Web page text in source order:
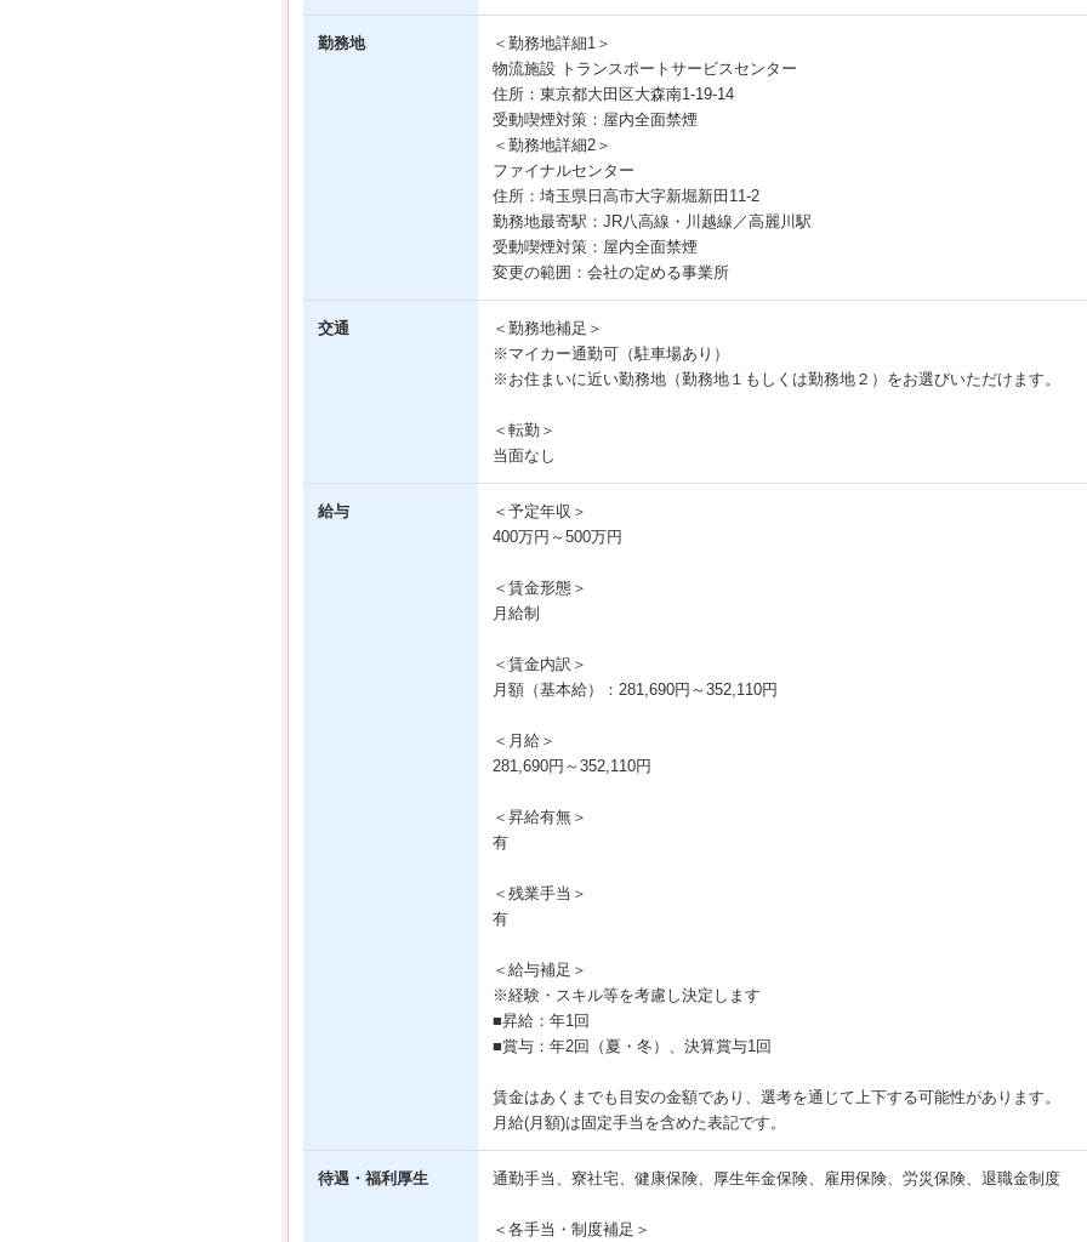
勤務地
＜勤務地詳細1＞
物流施設 トランスポートサービスセンター
住所：東京都大田区大森南1-19-14
受動喫煙対策：屋内全面禁煙
＜勤務地詳細2＞
ファイナルセンター
住所：埼玉県日高市大字新堀新田11-2
勤務地最寄駅：JR八高線・川越線／高麗川駅
受動喫煙対策：屋内全面禁煙
変更の範囲：会社の定める事業所
交通
＜勤務地補足＞
※マイカー通勤可（駐車場あり）
※お住まいに近い勤務地（勤務地１もしくは勤務地２）をお選びいただけます。
＜転勤＞
当面なし
給与
＜予定年収＞
400万円～500万円
＜賃金形態＞
月給制
＜賃金内訳＞
月額（基本給）：281,690円～352,110円
＜月給＞
281,690円～352,110円
＜昇給有無＞
有
＜残業手当＞
有
＜給与補足＞
※経験・スキル等を考慮し決定します
■昇給：年1回
■賞与：年2回（夏・冬）、決算賞与1回
賃金はあくまでも目安の金額であり、選考を通じて上下する可能性があります。
月給(月額)は固定手当を含めた表記です。
待遇・福利厚生 通勤手当、寮社宅、健康保険、厚生年金保険、雇用保険、労災保険、退職金制度
＜各手当・制度補足＞